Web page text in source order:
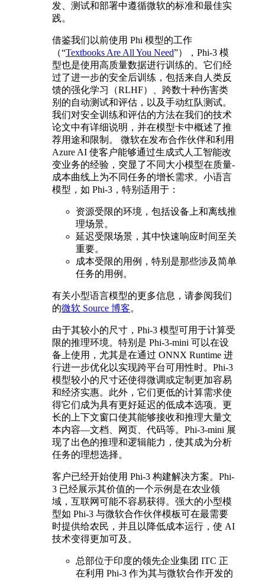
发、测试和部署中遵循微软的标准和最佳实
践。
借鉴我们以前使用 Phi 模型的工作
（“Textbooks Are All You Need”），Phi-3 模
型也是使用高质量数据进行训练的。它们经
过了进一步的安全后训练，包括来自人类反
馈的强化学习（RLHF）、跨数十种伤害类
别的自动测试和评估，以及手动红队测试。
我们对安全训练和评估的方法在我们的技术
论文中有详细说明，并在模型卡中概述了推
荐用途和限制。 微软在发布合作伙伴和利用
Azure AI 使客户能够通过生成式人工智能改
变业务的经验，突显了不同大小模型在质量-
成本曲线上为不同任务的增长需求。小语言
模型，如 Phi-3，特别适用于：
资源受限的环境，包括设备上和离线推
理场景。
延迟受限场景，其中快速响应时间至关
重要。
成本受限的用例，特别是那些涉及简单
任务的用例。
有关小型语言模型的更多信息，请参阅我们
的微软 Source 博客。
由于其较小的尺寸，Phi-3 模型可用于计算受
限的推理环境。特别是 Phi-3-mini 可以在设
备上使用，尤其是在通过 ONNX Runtime 进
行进一步优化以实现跨平台可用性时。Phi-3
模型较小的尺寸还使得微调或定制更加容易
和经济实惠。此外，它们更低的计算需求使
得它们成为具有更好延迟的低成本选项。更
长的上下文窗口使其能够接收和推理大量文
本内容—文档、网页、代码等。Phi-3-mini 展
现了出色的推理和逻辑能力，使其成为分析
任务的理想选择。
客户已经开始使用 Phi-3 构建解决方案。Phi-
3 已经展示其价值的一个示例是在农业领
域，互联网可能不容易获得。强大的小型模
型如 Phi-3 与微软合作伙伴模板可在最需要
时提供给农民，并且以降低成本运行，使 AI
技术变得更加可及。
总部位于印度的领先企业集团 ITC 正
在利用 Phi-3 作为其与微软合作开发的